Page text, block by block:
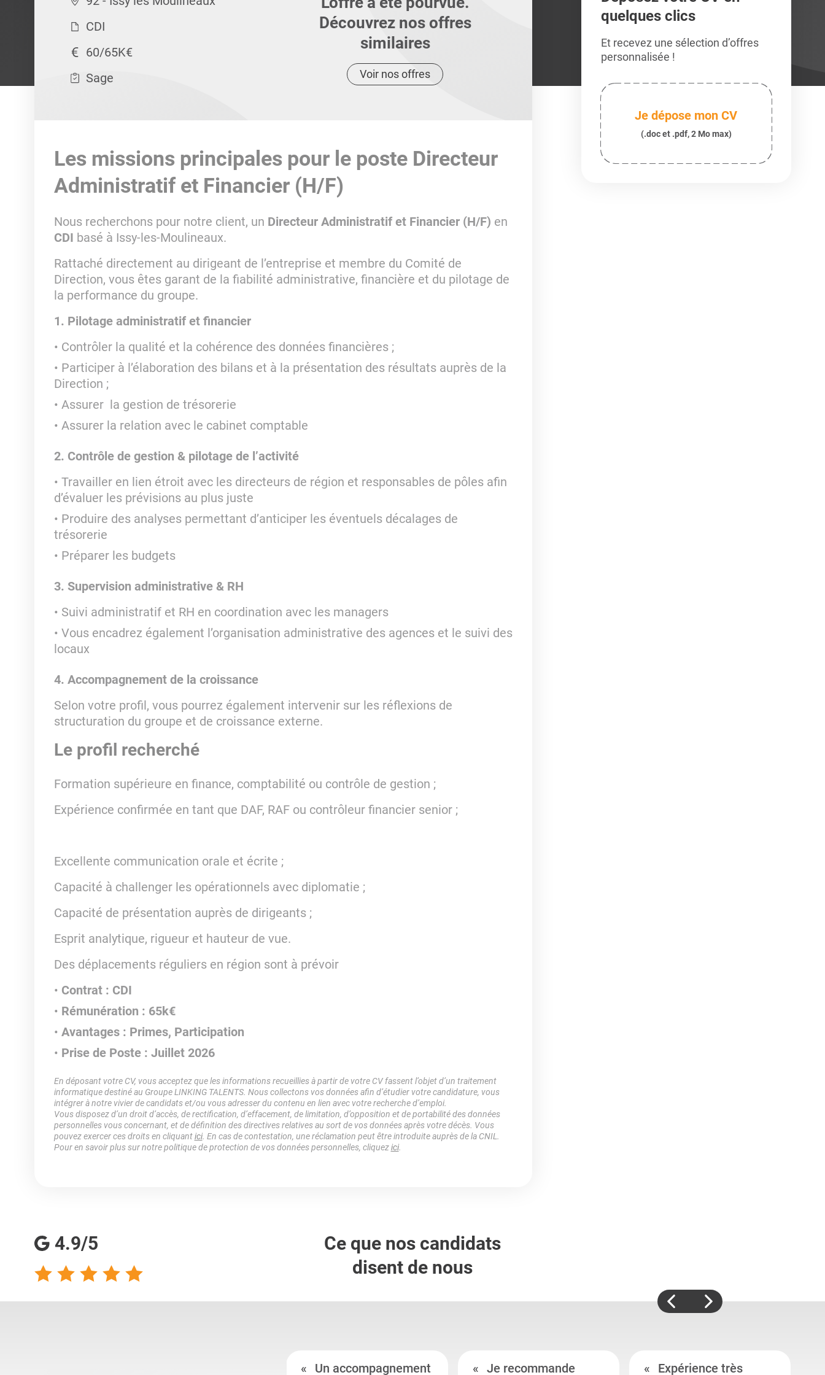
CDI
60/65K€
Sage
Découvrez nos offres
similaires
Voir nos offres
Les missions principales pour le poste Directeur
Administratif et Financier (H/F)
Nous recherchons pour notre client, un Directeur Administratif et Financier (H/F) en
CDI basé à Issy-les-Moulineaux.
Rattaché directement au dirigeant de l’entreprise et membre du Comité de
Direction, vous êtes garant de la fiabilité administrative, financière et du pilotage de
la performance du groupe.
1. Pilotage administratif et financier
Contrôler la qualité et la cohérence des données financières ;
Participer à l’élaboration des bilans et à la présentation des résultats auprès de la
Direction ;
Assurer la gestion de trésorerie
Assurer la relation avec le cabinet comptable
2. Contrôle de gestion & pilotage de l’activité
Travailler en lien étroit avec les directeurs de région et responsables de pôles afin
d’évaluer les prévisions au plus juste
Produire des analyses permettant d’anticiper les éventuels décalages de
trésorerie
Préparer les budgets
3. Supervision administrative & RH
Suivi administratif et RH en coordination avec les managers
Vous encadrez également l’organisation administrative des agences et le suivi des
locaux
4. Accompagnement de la croissance
Selon votre profil, vous pourrez également intervenir sur les réflexions de
structuration du groupe et de croissance externe.
Le profil recherché
Formation supérieure en finance, comptabilité ou contrôle de gestion ;
Expérience confirmée en tant que DAF, RAF ou contrôleur financier senior ;
Excellente communication orale et écrite ;
Capacité à challenger les opérationnels avec diplomatie ;
Capacité de présentation auprès de dirigeants ;
Esprit analytique, rigueur et hauteur de vue.
Des déplacements réguliers en région sont à prévoir
Contrat : CDI
Rémunération : 65k€
Avantages : Primes, Participation
Prise de Poste : Juillet 2026
En déposant votre CV, vous acceptez que les informations recueillies à partir de votre CV fassent l’objet d’un traitement
informatique destiné au Groupe LINKING TALENTS. Nous collectons vos données afin d’étudier votre candidature, vous
intégrer à notre vivier de candidats et/ou vous adresser du contenu en lien avec votre recherche d’emploi.
Vous disposez d’un droit d’accès, de rectification, d’effacement, de limitation, d’opposition et de portabilité des données
personnelles vous concernant, et de définition des directives relatives au sort de vos données après votre décès. Vous
pouvez exercer ces droits en cliquantici. En cas de contestation, une réclamation peut être introduite auprès de la CNIL.
Pour en savoir plus sur notre politique de protection de vos données personnelles, cliquezici.
quelques clics
Et recevez une sélection d’offres
personnalisée !
Je dépose mon CV
(.doc et .pdf, 2 Mo max)
4.9/5
Ce que nos candidats
disent de nous
Un accompagnement
Je recommande
Expérience très